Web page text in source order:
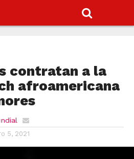
contratan a la
afroamericana
5, 2021